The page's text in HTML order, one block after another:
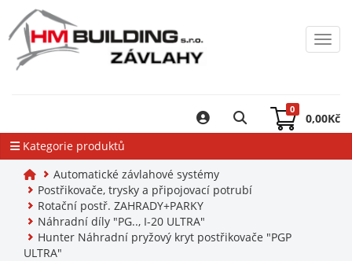
0
0,00Kč
Kategorie produktů
Automatické závlahové systémy
Postřikovače, trysky a připojovací potrubí
Rotační postř. ZAHRADY+PARKY
Náhradní díly "PG.., I-20 ULTRA"
Hunter Náhradní pryžový kryt postřikovače "PGP
ULTRA"